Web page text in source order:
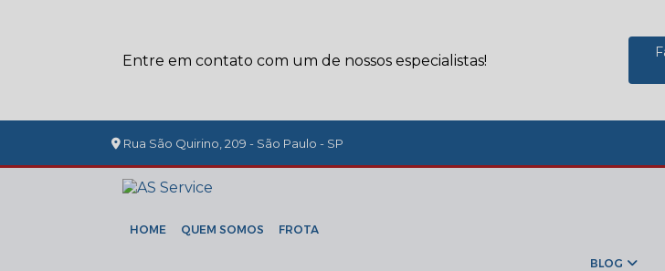
Entre em contato com um de nossos especialistas!
Rua São Quirino, 209 - São Paulo - SP
HOME QUEM SOMOS FROTA
BLOG